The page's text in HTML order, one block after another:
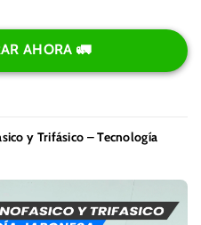
AHORA 🚛
y Trifásico – Tecnología